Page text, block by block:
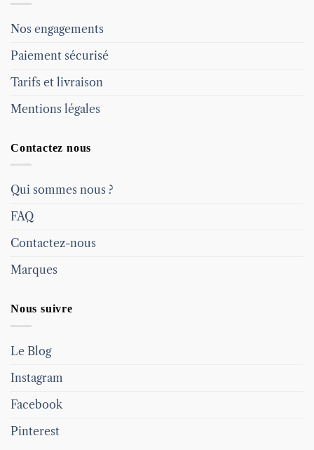
Nos engagements
Paiement sécurisé
Tarifs et livraison
Mentions légales
Contactez nous
Qui sommes nous ?
FAQ
Contactez-nous
Marques
Nous suivre
Le Blog
Instagram
Facebook
Pinterest